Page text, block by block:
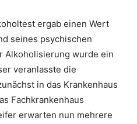
ergab einen Wert
seines psychischen
Alkoholisierung wurde ein
veranlasste die
in das Krankenhaus
Fachkrankenhaus
erwarten nun mehrere